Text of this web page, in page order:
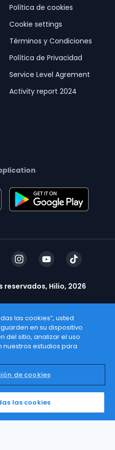
Política de cookies
Cookie settings
Términos y Condiciones
Política de Privacidad
Service Level Agrement
Activity report 2024
reservados, Hilio, 2026
las cookies”, usted
en su dispositivo
del sitio, analizar el uso
nuestros estudios para
de cookies
las cookies